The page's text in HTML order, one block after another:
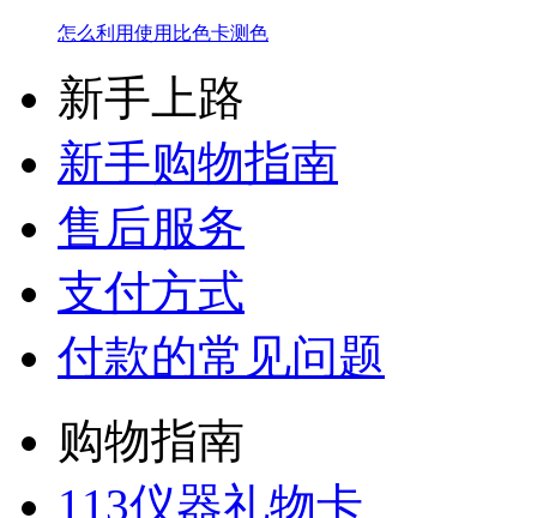
怎么利用使用比色卡测色
新手上路
新手购物指南
售后服务
支付方式
付款的常见问题
购物指南
113仪器礼物卡